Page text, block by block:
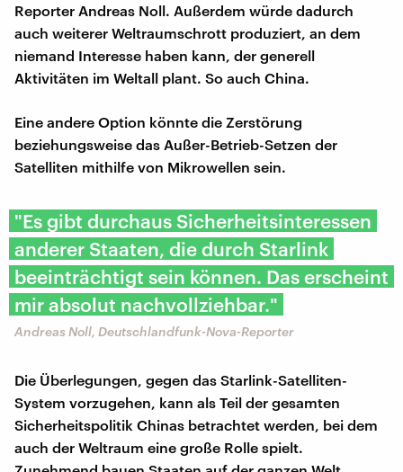
Reporter Andreas Noll. Außerdem würde dadurch
auch weiterer Weltraumschrott produziert, an dem
niemand Interesse haben kann, der generell
Aktivitäten im Weltall plant. So auch China.
Eine andere Option könnte die Zerstörung
beziehungsweise das Außer-Betrieb-Setzen der
Satelliten mithilfe von Mikrowellen sein.
"Es gibt durchaus Sicherheitsinteressen
anderer Staaten, die durch Starlink
beeinträchtigt sein können. Das erscheint
mir absolut nachvollziehbar."
Andreas Noll, Deutschlandfunk-Nova-Reporter
Die Überlegungen, gegen das Starlink-Satelliten-
System vorzugehen, kann als Teil der gesamten
Sicherheitspolitik Chinas betrachtet werden, bei dem
auch der Weltraum eine große Rolle spielt.